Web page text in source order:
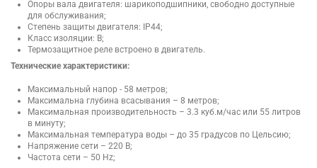
Опоры вала двигателя: шарикоподшипники, свободно доступные
для обслуживания;
Степень защиты двигателя: IP44;
Класс изоляции: B;
Термозащитное реле встроено в двигатель.
Технические характеристики:
Максимальный напор - 58 метров;
Максимальна глубина всасывания – 8 метров;
Максимальная производительность – 3.3 куб.м/час или 55 литров
в минуту;
Максимальная температура воды – до 35 градусов по Цельсию;
Напряжение сети – 220 В;
Частота сети – 50 Hz;